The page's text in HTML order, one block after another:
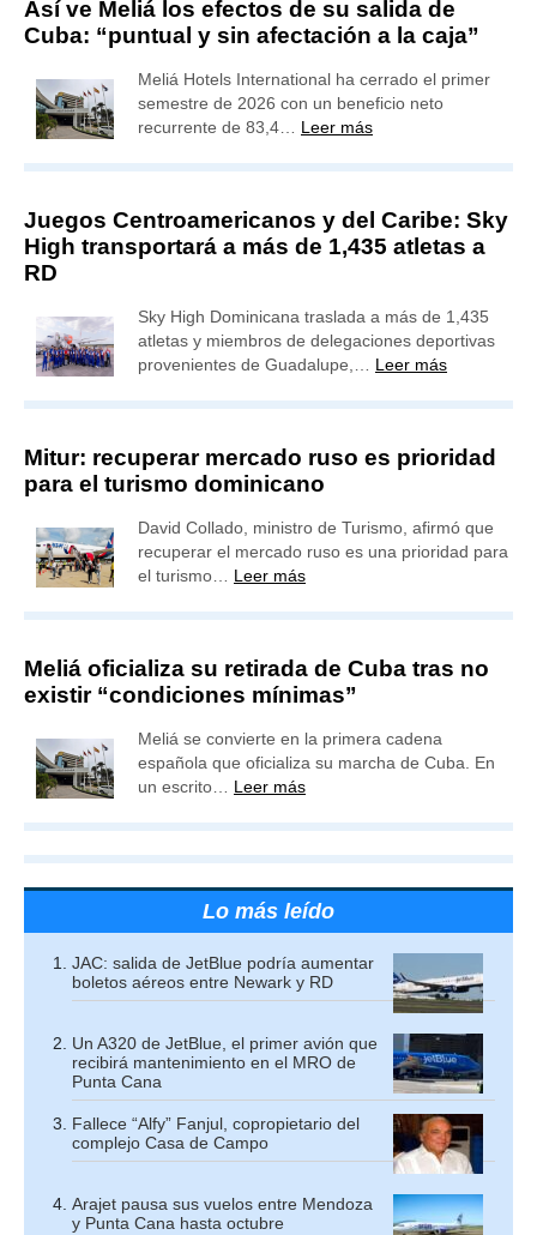
Así ve Meliá los efectos de su salida de
Cuba: “puntual y sin afectación a la caja”
Meliá Hotels International ha cerrado el primer
semestre de 2026 con un beneficio neto
recurrente de 83,4… Leer más
Juegos Centroamericanos y del Caribe: Sky
High transportará a más de 1,435 atletas a
RD
Sky High Dominicana traslada a más de 1,435
atletas y miembros de delegaciones deportivas
provenientes de Guadalupe,… Leer más
Mitur: recuperar mercado ruso es prioridad
para el turismo dominicano
David Collado, ministro de Turismo, afirmó que
recuperar el mercado ruso es una prioridad para
el turismo… Leer más
Meliá oficializa su retirada de Cuba tras no
existir “condiciones mínimas”
Meliá se convierte en la primera cadena
española que oficializa su marcha de Cuba. En
un escrito… Leer más
Lo más leído
JAC: salida de JetBlue podría aumentar
boletos aéreos entre Newark y RD
Un A320 de JetBlue, el primer avión que
recibirá mantenimiento en el MRO de
Punta Cana
Fallece “Alfy” Fanjul, copropietario del
complejo Casa de Campo
Arajet pausa sus vuelos entre Mendoza
y Punta Cana hasta octubre